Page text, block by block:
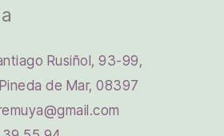
Rusiñol, 93-99,
de Mar, 08397